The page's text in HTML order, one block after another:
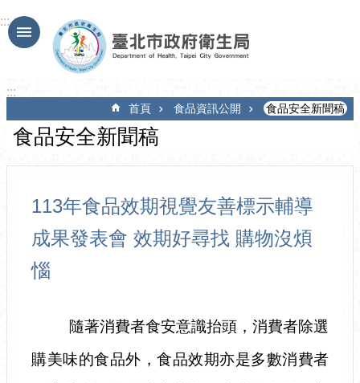
跳到主要內容區塊
:::
:::
首頁 食品資訊公開 食品安全新聞稿
食品安全新聞稿
113年食品效期視覺友善標示輔導
成果發表會 效期好尋找 購物沒煩
惱
隨著消費者食安意識抬頭，消費者除選
購美味的食品外，食品效期亦是多數消費者